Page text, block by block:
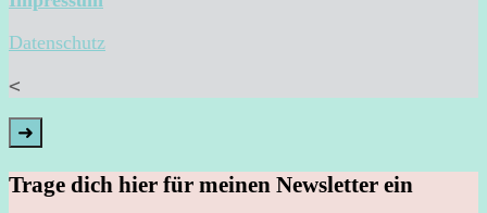
Datenschutz
<
➜
Trage dich hier für meinen Newsletter ein